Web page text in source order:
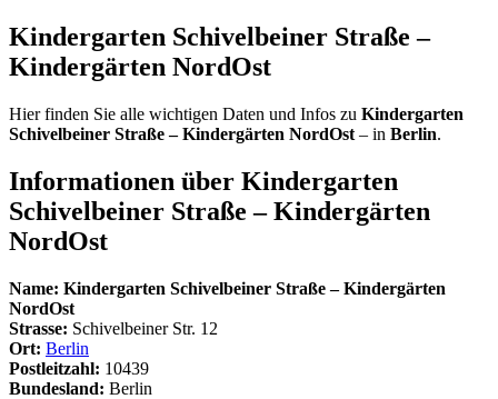
Kindergarten Schivelbeiner Straße –
Kindergärten NordOst
Hier finden Sie alle wichtigen Daten und Infos zu Kindergarten
Schivelbeiner Straße – Kindergärten NordOst – in Berlin.
Informationen über Kindergarten
Schivelbeiner Straße – Kindergärten
NordOst
Name: Kindergarten Schivelbeiner Straße – Kindergärten
NordOst
Strasse: Schivelbeiner Str. 12
Ort: Berlin
Postleitzahl: 10439
Bundesland: Berlin